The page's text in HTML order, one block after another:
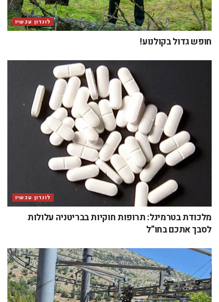
לונדון עכשיו
חופש גדול בקולנוע!
לונדון עכשיו
מלכודת בטרמינל: תרופות חוקיות בבריטניה עלולות
לסבך אתכם בחו”ל